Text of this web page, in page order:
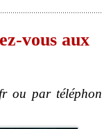
vous aux
ou par